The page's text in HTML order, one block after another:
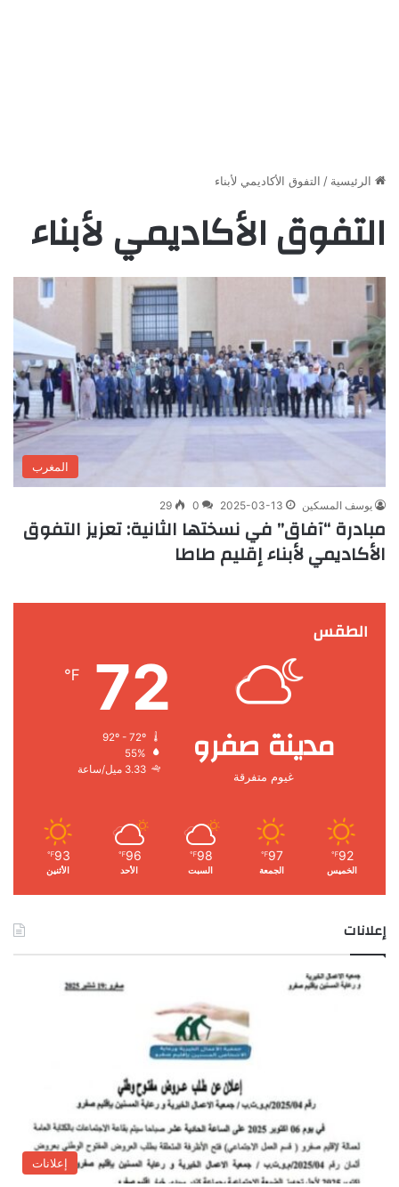
الرئيسية / التفوق الأكاديمي لأبناء
التفوق الأكاديمي لأبناء
المغرب
يوسف المسكين 2025-03-13
0
29
مبادرة “آفاق” في نسختها الثانية: تعزيز التفوق
الأكاديمي لأبناء إقليم طاطا
الطقس
مدينة صفرو
غيوم متفرقة
72
℉
55%
3.33 ميل/ساعة
92
℉
الخميس
97
℉
الجمعة
98
℉
السبت
96
℉
الأحد
93
℉
الأثنين
إعلانات
إعلانات